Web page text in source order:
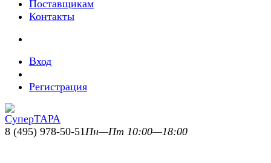
Поставщикам
Контакты
Вход
Регистрация
8 (495) 978-50-51Пн—Пт 10:00—18:00